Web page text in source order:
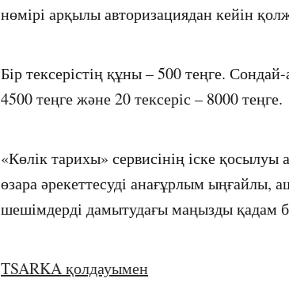
нөмірі арқылы авторизациядан кейін
Бір тексерістің құны – 500 теңге.
4500 теңге және 20 тексеріс – 8000 теңге.
«Көлік тарихы» сервисінің іске
өзара әрекеттесуді анағұрлым ыңғайлы,
шешімдерді дамытудағы маңызды қадам
TSARKA қолдауымен